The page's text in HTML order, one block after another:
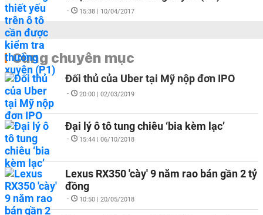
- 15:38 | 10/04/2017
Cùng chuyên mục
Đối thủ của Uber tại Mỹ nộp đơn IPO
- 20:00 | 02/03/2019
Đại lý ô tô tung chiêu ‘bia kèm lạc’
- 15:44 | 06/10/2018
Lexus RX350 'cày' 9 năm rao bán gần 2 tỷ
đồng
- 10:50 | 20/05/2018